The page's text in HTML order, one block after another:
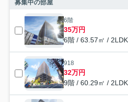
募集中の部屋
6階
35万円
6階 / 63.57㎡ / 2LDK
918
32万円
9階 / 60.29㎡ / 2LDK